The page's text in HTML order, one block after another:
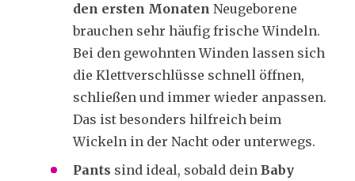
den ersten Monaten Neugeborene
brauchen sehr häufig frische Windeln.
Bei den gewohnten Winden lassen sich
die Klettverschlüsse schnell öffnen,
schließen und immer wieder anpassen.
Das ist besonders hilfreich beim
Wickeln in der Nacht oder unterwegs.
Pants sind ideal, sobald deinBaby